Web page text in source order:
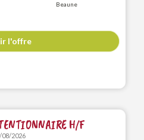
Beaune
l'offre
H/F
08/2026